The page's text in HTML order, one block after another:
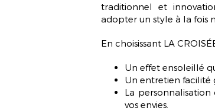
traditionnel et
adopter un style à la fois
En choisissant LA
Un effet ensoleillé
Un entretien facilité
La
vos envies.